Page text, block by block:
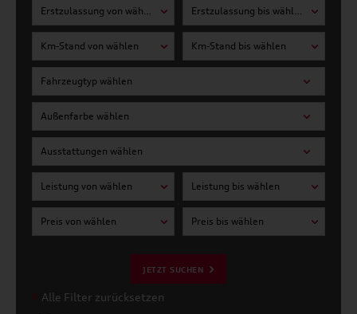
Erstzulassung von wählen Erstzulassung bis wählen
Km-Stand von wählen Km-Stand bis wählen
Fahrzeugtyp wählen
Außenfarbe wählen
Ausstattungen wählen
Leistung von wählen Leistung bis wählen
Preis von wählen Preis bis wählen
JETZT SUCHEN
Alle Filter zurücksetzen